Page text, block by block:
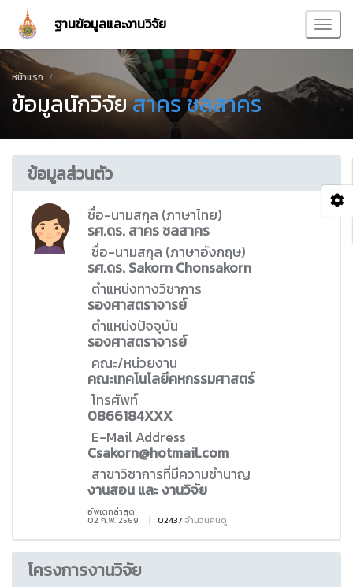
ฐานข้อมูลและงานวิจัย
หน้าแรก
ข้อมูลนักวิจัยสาคร ชลสาคร
ข้อมูลส่วนตัว
ชื่อ-นามสกุล (ภาษาไทย)
รศ.ดร. สาคร ชลสาคร
ชื่อ-นามสกุล (ภาษาอังกฤษ)
รศ.ดร. Sakorn Chonsakorn
ตำแหน่งทางวิชาการ
รองศาสตราจารย์
ตำแหน่งปัจจุบัน
รองศาสตราจารย์
คณะ/หน่วยงาน
คณะเทคโนโลยีคหกรรมศาสตร์
โทรศัพท์
0866184XXX
E-Mail Address
Csakorn@hotmail.com
สาขาวิชาการที่มีความชำนาญ
งานสอน และ งานวิจัย
อัพเดทล่าสุด
02 ก.พ. 2569 02437จำนวนคนดู
โครงการงานวิจัย